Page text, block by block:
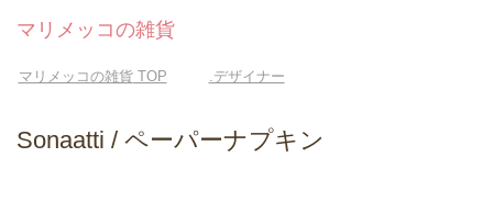
マリメッコの雑貨
マリメッコの雑貨TOP .デザイナー
Sonaatti / ペーパーナプキン